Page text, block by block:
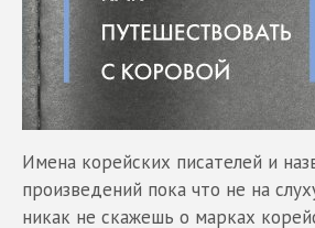
Имена корейских писателей и
произведений пока что не на
никак не скажешь о марках